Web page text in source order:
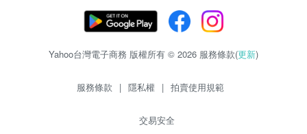
Yahoo台灣電子商務 版權所有 © 2026 服務條款(更新)
服務條款 | 隱私權 | 拍賣使用規範
交易安全